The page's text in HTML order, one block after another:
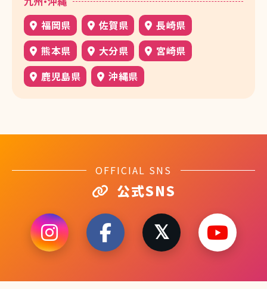
福岡県
佐賀県
長崎県
熊本県
大分県
宮崎県
鹿児島県
沖縄県
OFFICIAL SNS
公式SNS